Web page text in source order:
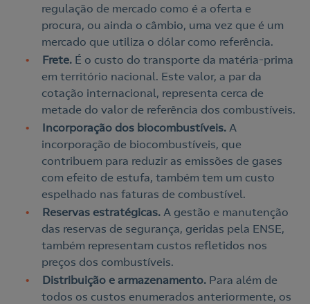
regulação de mercado como é a oferta e
procura, ou ainda o câmbio, uma vez que é um
mercado que utiliza o dólar como referência.
Frete. É o custo do transporte da matéria-prima
em território nacional. Este valor, a par da
cotação internacional, representa cerca de
metade do valor de referência dos combustíveis.
Incorporação dos biocombustíveis. A
incorporação de biocombustíveis, que
contribuem para reduzir as emissões de gases
com efeito de estufa, também tem um custo
espelhado nas faturas de combustível.
Reservas estratégicas. A gestão e manutenção
das reservas de segurança, geridas pela ENSE,
também representam custos refletidos nos
preços dos combustíveis.
Distribuição e armazenamento. Para além de
todos os custos enumerados anteriormente, os